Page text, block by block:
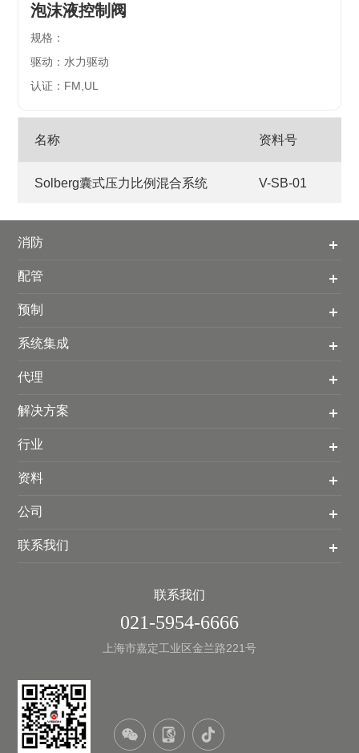
泡沫液控制阀
规格：
驱动：水力驱动
认证：FM,UL
名称 资料号
Solberg囊式压力比例混合系统 V-SB-01
消防
配管
预制
系统集成
代理
解决方案
行业
资料
公司
联系我们
联系我们
021-5954-6666
上海市嘉定工业区金兰路221号